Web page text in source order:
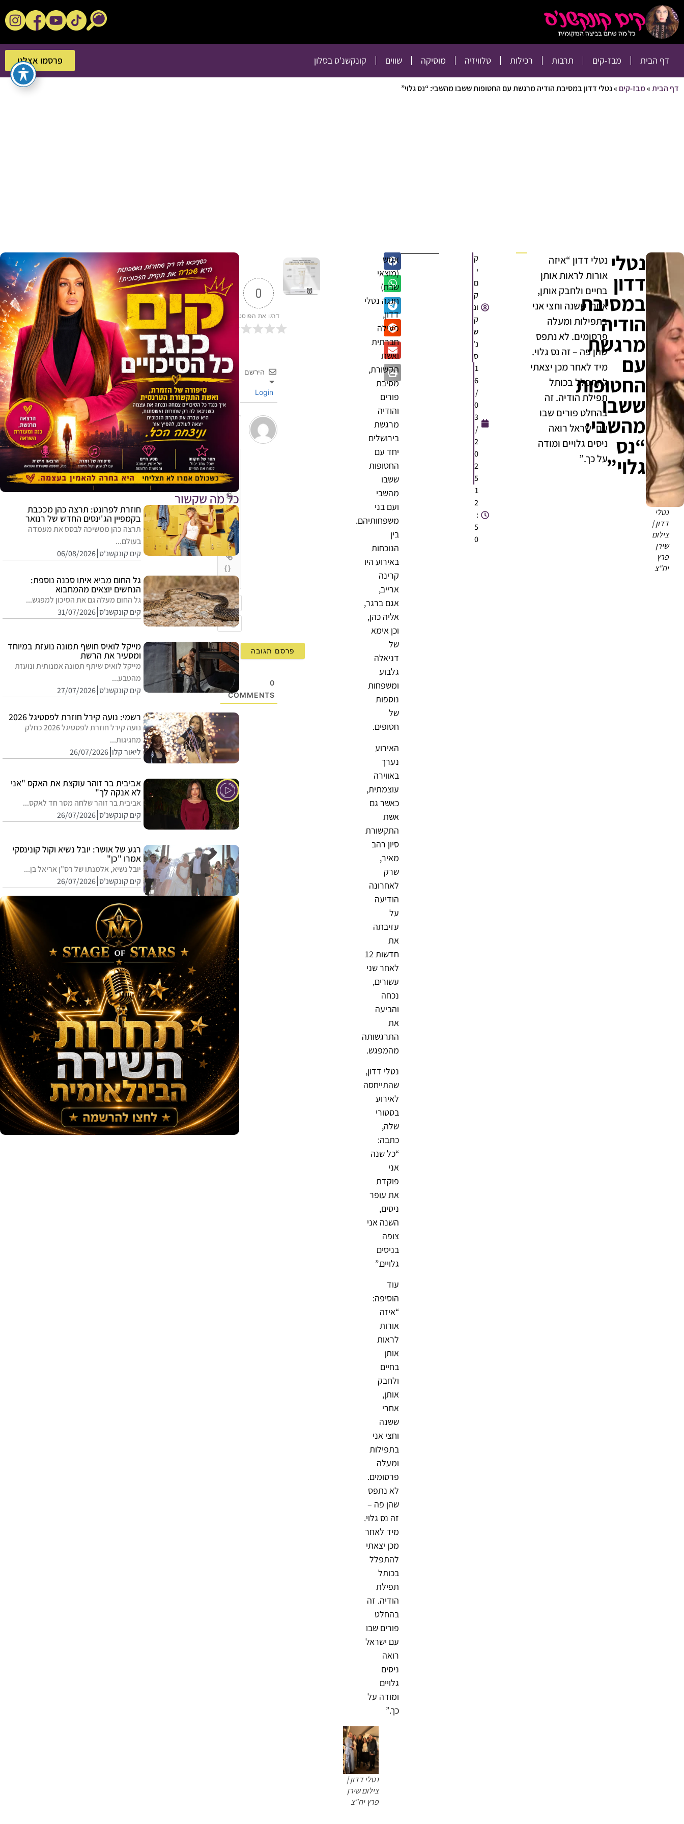
דף הבית מבז-קים תרבות רכילות טלוויזיה מוסיקה שווים קונקשנ'ס בסלון פרסמו אצלנו
פרסמו אצלנו
דף הבית»מבז-קים »נטלי דדון במסיבת הודיה מרגשת עם החטופות ששבו מהשבי: “נס גלוי”
נטלי
דדון |
צילום
שירן
פרץ
יח"צ
נטלי
דדון
במסיבת
הודיה
מרגשת
עם
החטופות
ששבו
מהשבי:
“נס
גלוי”
נטלי דדון “איזה
אורות לראות אותן
בחיים ולחבק אותן,
אחרי ששנה וחצי אני
בתפילות ומעלה
פרסומים. לא נתפס
שהן פה – זה נס גלוי.
מיד לאחר מכן יצאתי
להתפלל בכותל
תפילת הודיה. זה
בהחלט פורים שבו
עם ישראל רואה
ניסים גלויים ומודה
על כך.”
ק
י
ם
ק
ונ
ק
ש
נ'
ס
1
6
/
0
3
/
2
0
2
5
1
2
:
5
0
אמש
(מוצאי
שבת)
חגגה נטלי
דדון,
פעילה
חברתית
ואשת
תקשורת,
מסיבת
פורים
והודיה
מרגשת
בירושלים
יחד עם
החטופות
ששבו
מהשבי
ועם בני
משפחותיהם.
בין
הנוכחות
באירוע היו
קרינה
ארייב,
אגם ברגר,
אליה כהן,
וכן אימא
של
דניאלה
גלבוע
ומשפחות
נוספות
של
חטופים.
האירוע
נערך
באווירה
עוצמתית,
כאשר גם
אשת
התקשורת
סיון רהב
מאיר,
שרק
לאחרונה
הודיעה
על
עזיבתה
את
חדשות 12
לאחר שני
עשורים,
נכחה
והביעה
את
התרגשותה
מהמפגש.
נטלי דדון,
שהתייחסה
לאירוע
בסטורי
שלה,
כתבה:
“כל שנה
אני
פוקדת
את עופר
ניסים,
השנה אני
צופה
בניסים
גלויים.”
עוד
הוסיפה:
“איזה
אורות
לראות
אותן
בחיים
ולחבק
אותן,
אחרי
ששנה
וחצי אני
בתפילות
ומעלה
פרסומים.
לא נתפס
שהן פה –
זה נס גלוי.
מיד לאחר
מכן יצאתי
להתפלל
בכותל
תפילת
הודיה. זה
בהחלט
פורים שבו
עם ישראל
רואה
ניסים
גלויים
ומודה על
כך.”
נטלי דדון |
צילום שירן
פרץ יח"צ
0
דרגו את הפוסט
הירשם
{}
[+]
שם
0
COMMENTS
כל מה שקשור
חוזרת לפרונט: תרצה כהן מככבת
בקמפיין הג'ינסים החדש של רנואר
תרצה כהן ממשיכה לבסס את מעמדה
בעולם...
קים קונקשנ'ס 06/08/2026
גל החום מביא איתו סכנה נוספת:
הנחשים יוצאים מהמחבוא
גל החום מעלה גם את הסיכון למפגש...
קים קונקשנ'ס 31/07/2026
מייקל לואיס חושף תמונה נועזת במיוחד
ומסעיר את הרשת
מייקל לואיס שיתף תמונה אמנותית ונועזת
מהטבע...
קים קונקשנ'ס 27/07/2026
רשמי: נועה קירל חוזרת לפסטיגל 2026
נועה קירל חוזרת לפסטיגל 2026 כחלק
מחגיגות...
ליאור קלו 26/07/2026
אביבית בר זוהר עוקצת את האקס "אני
לא אנקה לך"
אביבית בר זוהר שלחה מסר חד לאקס...
קים קונקשנ'ס 26/07/2026
רגע של אושר: יובל נשיא וקול קונינסקי
אמרו "כן"
יובל נשיא, אלמנתו של רס"ן אריאל בן...
קים קונקשנ'ס 26/07/2026